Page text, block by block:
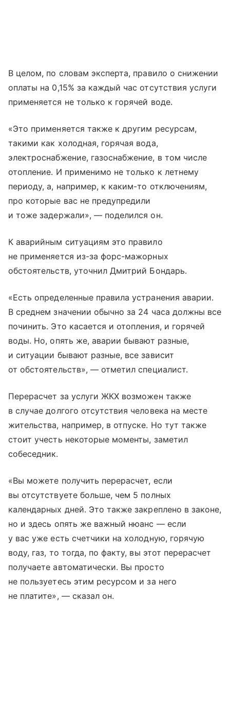
В целом, по словам эксперта, правило о снижении
оплаты на 0,15% за каждый час отсутствия услуги
применяется не только к горячей воде.
«Это применяется также к другим ресурсам,
такими как холодная, горячая вода,
электроснабжение, газоснабжение, в том числе
отопление. И применимо не только к летнему
периоду, а, например, к каким-то отключениям,
про которые вас не предупредили
и тоже задержали», — поделился он.
К аварийным ситуациям это правило
не применяется из-за форс-мажорных
обстоятельств, уточнил Дмитрий Бондарь.
«Есть определенные правила устранения аварии.
В среднем значении обычно за 24 часа должны все
починить. Это касается и отопления, и горячей
воды. Но, опять же, аварии бывают разные,
и ситуации бывают разные, все зависит
от обстоятельств», — отметил специалист.
Перерасчет за услуги ЖКХ возможен также
в случае долгого отсутствия человека на месте
жительства, например, в отпуске. Но тут также
стоит учесть некоторые моменты, заметил
собеседник.
«Вы можете получить перерасчет, если
вы отсутствуете больше, чем 5 полных
календарных дней. Это также закреплено в законе,
но и здесь опять же важный нюанс — если
у вас уже есть счетчики на холодную, горячую
воду, газ, то тогда, по факту, вы этот перерасчет
получаете автоматически. Вы просто
не пользуетесь этим ресурсом и за него
не платите», — сказал он.